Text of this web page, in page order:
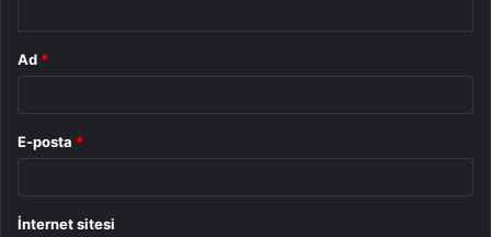
Ad *
E-posta *
İnternet sitesi